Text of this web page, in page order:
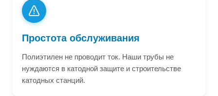
Простота обслуживания
Полиэтилен не проводит ток. Наши трубы не
нуждаются в катодной защите и строительстве
катодных станций.